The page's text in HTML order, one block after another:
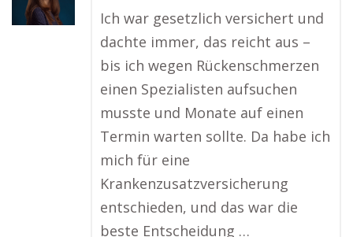
Ich war gesetzlich versichert und
dachte immer, das reicht aus –
bis ich wegen Rückenschmerzen
einen Spezialisten aufsuchen
musste und Monate auf einen
Termin warten sollte. Da habe ich
mich für eine
Krankenzusatzversicherung
entschieden, und das war die
beste Entscheidung …